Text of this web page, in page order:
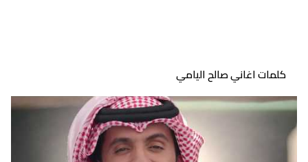
كلمات اغاني صالح اليامي